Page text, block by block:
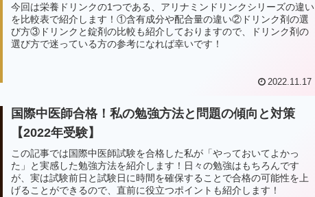
今回は栄養ドリンクの1つである、アリナミンドリンクシリーズの違い
を比較表で紹介します！①含有成分や配合量の違い②ドリンク剤の選
び方③ドリンクと錠剤の比較も紹介しておりますので、ドリンク剤の
選び方で迷っている方の参考になれば幸いです！
2022.11.17
国際中医師合格！私の勉強方法と問題の傾向と対策
【2022年受験】
この記事では国際中医師試験を合格した私が「やっておいてよかっ
た」と実感した勉強方法を紹介します！日々の勉強はもちろんです
が、実は試験前日と試験日に時間を確保することで合格の可能性を上
げることができるので、直前に役立つポイントも紹介します！